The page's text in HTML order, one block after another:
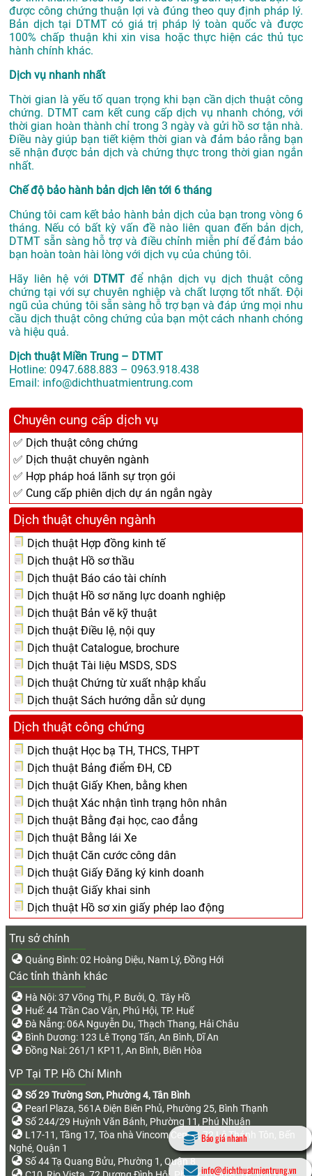
được công chứng thuận lợi và đúng theo quy định pháp lý.
Bản dịch tại DTMT có giá trị pháp lý toàn quốc và được
100% chấp thuận khi xin visa hoặc thực hiện các thủ tục
hành chính khác.
Dịch vụ nhanh nhất
Thời gian là yếu tố quan trọng khi bạn cần dịch thuật công
chứng. DTMT cam kết cung cấp dịch vụ nhanh chóng, với
thời gian hoàn thành chỉ trong 3 ngày và gửi hồ sơ tận nhà.
Điều này giúp bạn tiết kiệm thời gian và đảm bảo rằng bạn
sẽ nhận được bản dịch và chứng thực trong thời gian ngắn
nhất.
Chế độ bảo hành bản dịch lên tới 6 tháng
Chúng tôi cam kết bảo hành bản dịch của bạn trong vòng 6
tháng. Nếu có bất kỳ vấn đề nào liên quan đến bản dịch,
DTMT sẵn sàng hỗ trợ và điều chỉnh miễn phí để đảm bảo
bạn hoàn toàn hài lòng với dịch vụ của chúng tôi.
Hãy liên hệ với DTMT để nhận dịch vụ dịch thuật công
chứng tại với sự chuyên nghiệp và chất lượng tốt nhất. Đội
ngũ của chúng tôi sẵn sàng hỗ trợ bạn và đáp ứng mọi nhu
cầu dịch thuật công chứng của bạn một cách nhanh chóng
và hiệu quả.
Dịch thuật Miền Trung – DTMT
Hotline: 0947.688.883 – 0963.918.438
Email: info@dichthuatmientrung.com
Chuyên cung cấp dịch vụ
✅ Dịch thuật công chứng
✅ Dịch thuật chuyên ngành
✅ Hợp pháp hoá lãnh sự trọn gói
✅ Cung cấp phiên dịch dự án ngắn ngày
Dịch thuật chuyên ngành
Dịch thuật Hợp đồng kinh tế
Dịch thuật Hồ sơ thầu
Dịch thuật Báo cáo tài chính
Dịch thuật Hồ sơ năng lực doanh nghiệp
Dịch thuật Bản vẽ kỹ thuật
Dịch thuật Điều lệ, nội quy
Dịch thuật Catalogue, brochure
Dịch thuật Tài liệu MSDS, SDS
Dịch thuật Chứng từ xuất nhập khẩu
Dịch thuật Sách hướng dẫn sử dụng
Dịch thuật công chứng
Dịch thuật Học bạ TH, THCS, THPT
Dịch thuật Bảng điểm ĐH, CĐ
Dịch thuật Giấy Khen, bằng khen
Dịch thuật Xác nhận tình trạng hôn nhân
Dịch thuật Bằng đại học, cao đẳng
Dịch thuật Bằng lái Xe
Dịch thuật Căn cước công dân
Dịch thuật Giấy Đăng ký kinh doanh
Dịch thuật Giấy khai sinh
Dịch thuật Hồ sơ xin giấy phép lao động
Trụ sở chính
Quảng Bình: 02 Hoàng Diệu, Nam Lý, Đồng Hới
Các tỉnh thành khác
Hà Nội: 37 Võng Thị, P. Bưởi, Q. Tây Hồ
Huế: 44 Trần Cao Vân, Phú Hội, TP. Huế
Đà Nẵng: 06A Nguyễn Du, Thạch Thang, Hải Châu
Bình Dương: 123 Lê Trọng Tấn, An Bình, Dĩ An
Đồng Nai: 261/1 KP11, An Bình, Biên Hòa
VP Tại TP. Hồ Chí Minh
Số 29 Trường Sơn, Phường 4, Tân Bình
Pearl Plaza, 561A Điện Biên Phủ, Phường 25, Bình Thạnh
Số 244/29 Huỳnh Văn Bánh, Phường 11, Phú Nhuận
L17-11, Tầng 17, Tòa nhà Vincom Center, 72 Lê Thánh Tôn, Bến
Nghé, Quận 1
Số 44 Tạ Quang Bửu, Phường 1, Quận 8
Báo giá nhanh
info@dichthuatmientrung.vn